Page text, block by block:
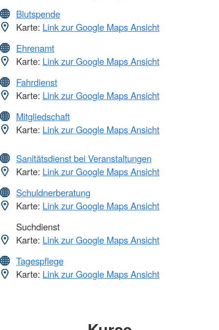
Blutspende
Karte: Link zur Google Maps Ansicht
Ehrenamt
Karte: Link zur Google Maps Ansicht
Fahrdienst
Karte: Link zur Google Maps Ansicht
Mitgliedschaft
Karte: Link zur Google Maps Ansicht
Sanitätsdienst bei Veranstaltungen
Karte: Link zur Google Maps Ansicht
Schuldnerberatung
Karte: Link zur Google Maps Ansicht
Suchdienst
Karte: Link zur Google Maps Ansicht
Tagespflege
Karte: Link zur Google Maps Ansicht